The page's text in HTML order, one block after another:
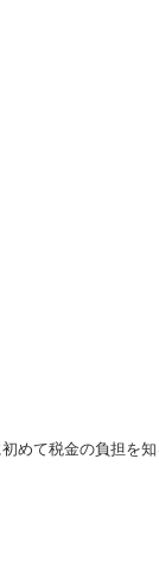
めて税金の負担を